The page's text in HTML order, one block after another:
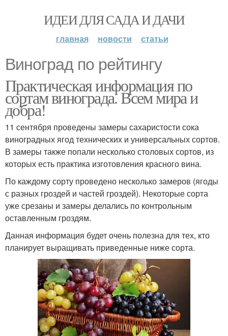
ИДЕИ ДЛЯ САДА И ДАЧИ
главная новости статьи
Виноград по рейтингу
Практическая информация по
сортам винограда. Всем мира и
добра!
11 сентября проведены замеры сахаристости сока
виноградных ягод технических и универсальных сортов.
В замеры также попали несколько столовых сортов, из
которых есть практика изготовления красного вина.
По каждому сорту проведено несколько замеров (ягоды
с разных гроздей и частей гроздей). Некоторые сорта
уже срезаны и замеры делались по контрольным
оставленным гроздям.
Данная информация будет очень полезна для тех, кто
планирует выращивать приведенные ниже сорта.